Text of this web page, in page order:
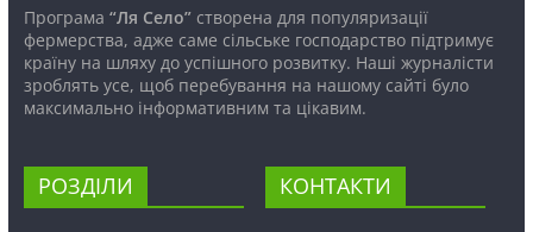
Програма “Ля Село”створена для популяризації
фермерства, адже саме сільське господарство підтримує
країну на шляху до успішного розвитку. Наші журналісти
зроблять усе, щоб перебування на нашому сайті було
максимально інформативним та цікавим.
РОЗДІЛИ КОНТАКТИ